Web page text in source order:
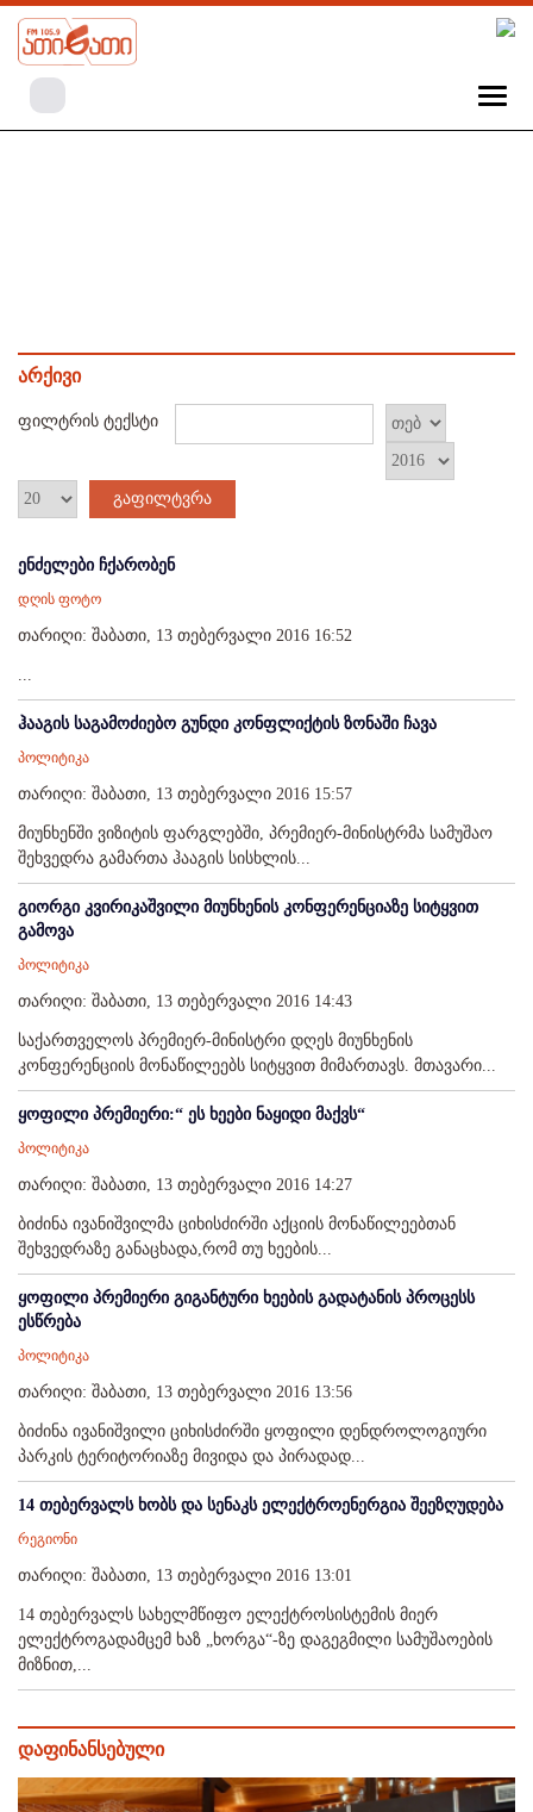
არქივი
ფილტრის ტექსტი
გაფილტვრა
ენძელები ჩქარობენ
დღის ფოტო
თარიღი: შაბათი, 13 თებერვალი 2016 16:52
...
ჰააგის საგამოძიებო გუნდი კონფლიქტის ზონაში ჩავა
პოლიტიკა
თარიღი: შაბათი, 13 თებერვალი 2016 15:57
მიუნხენში ვიზიტის ფარგლებში, პრემიერ-მინისტრმა სამუშაო
შეხვედრა გამართა ჰააგის სისხლის...
გიორგი კვირიკაშვილი მიუნხენის კონფერენციაზე სიტყვით
გამოვა
პოლიტიკა
თარიღი: შაბათი, 13 თებერვალი 2016 14:43
საქართველოს პრემიერ-მინისტრი დღეს მიუნხენის
კონფერენციის მონაწილეებს სიტყვით მიმართავს. მთავარი...
ყოფილი პრემიერი:“ ეს ხეები ნაყიდი მაქვს“
პოლიტიკა
თარიღი: შაბათი, 13 თებერვალი 2016 14:27
ბიძინა ივანიშვილმა ციხისძირში აქციის მონაწილეებთან
შეხვედრაზე განაცხადა,რომ თუ ხეების...
ყოფილი პრემიერი გიგანტური ხეების გადატანის პროცესს
ესწრება
პოლიტიკა
თარიღი: შაბათი, 13 თებერვალი 2016 13:56
ბიძინა ივანიშვილი ციხისძირში ყოფილი დენდროლოგიური
პარკის ტერიტორიაზე მივიდა და პირადად...
14 თებერვალს ხობს და სენაკს ელექტროენერგია შეეზღუდება
რეგიონი
თარიღი: შაბათი, 13 თებერვალი 2016 13:01
14 თებერვალს სახელმწიფო ელექტროსისტემის მიერ
ელექტროგადამცემ ხაზ „ხორგა“-ზე დაგეგმილი სამუშაოების
მიზნით,...
დაფინანსებული